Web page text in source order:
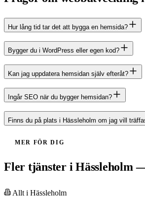
Hur lång tid tar det att bygga en hemsida?
Bygger du i WordPress eller egen kod?
Kan jag uppdatera hemsidan själv efteråt?
Ingår SEO när du bygger hemsidan?
Finns du på plats i Hässleholm om jag vill
MER FÖR DIG
Fler tjänster i Hässleholm
Allt i Hässleholm